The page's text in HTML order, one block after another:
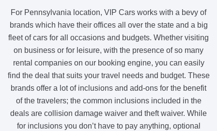
For Pennsylvania location, VIP Cars works with a bevy of
brands which have their offices all over the state and a big
fleet of cars for all occasions and budgets. Whether visiting
on business or for leisure, with the presence of so many
rental companies on our booking engine, you can easily
find the deal that suits your travel needs and budget. These
brands offer a lot of inclusions and add-ons for the benefit
of the travelers; the common inclusions included in the
deals are collision damage waiver and theft waiver. While
for inclusions you don’t have to pay anything, optional